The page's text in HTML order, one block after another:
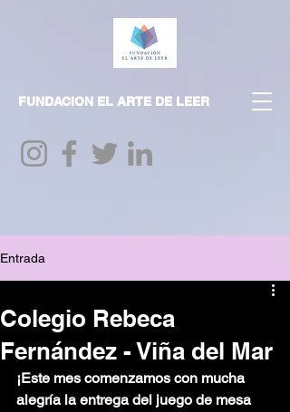
FUNDACION EL ARTE DE LEER
Entrada
Colegio Rebeca
Fernández - Viña del Mar
¡Este mes comenzamos con mucha
alegría la entrega del juego de mesa